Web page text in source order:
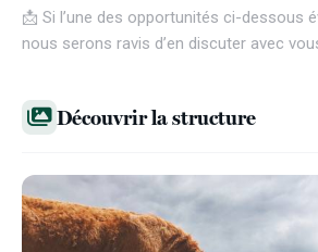
📩 Si l’une des opportunités ci-dessous
nous serons ravis d’en discuter avec
Découvrir la structure